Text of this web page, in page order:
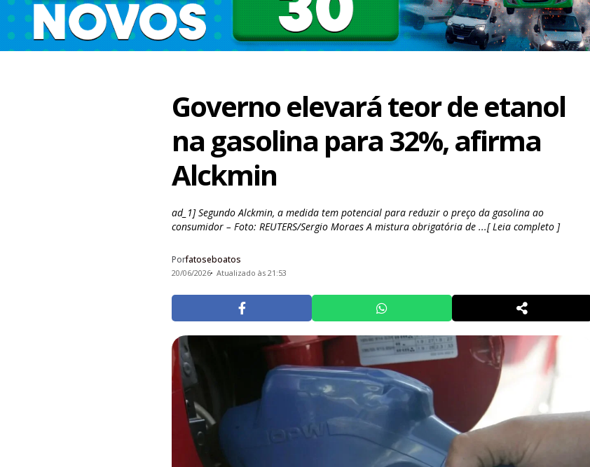
Governo elevará teor de etanol
na gasolina para 32%, afirma
Alckmin
ad_1] Segundo Alckmin, a medida tem potencial para reduzir o preço da gasolina ao
consumidor – Foto: REUTERS/Sergio Moraes A mistura obrigatória de ...[ Leia completo ]
Porfatoseboatos
20/06/2026 Atualizado às 21:53